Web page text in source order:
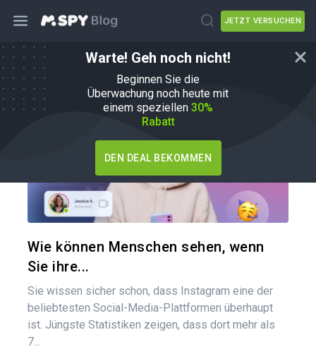
JETZT VERSUCHEN
Warte! Geh noch nicht!
Beginnen Sie die
Überwachung noch heute mit
einem speziellen 30%
Rabatt
DEN DEAL BEKOMMEN
Wie man
Wie können Menschen sehen, wenn
Sie ihre...
Sie wissen sicher schon, dass Instagram eine der
beliebtesten Social-Media-Plattformen überhaupt
ist. Jüngste Statistiken zeigen, dass dort mehr als
7...